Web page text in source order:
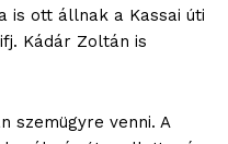
is ott állnak a Kassai úti
Kádár Zoltán is
szemügyre venni. A